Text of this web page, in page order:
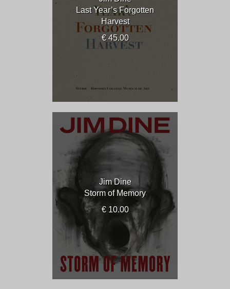
Last Year’s Forgotten
Harvest
€ 45.00
Jim Dine
Storm of Memory
€ 10.00